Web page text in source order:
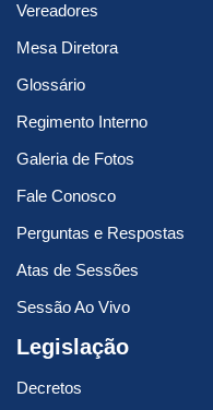
Vereadores
Mesa Diretora
Glossário
Regimento Interno
Galeria de Fotos
Fale Conosco
Perguntas e Respostas
Atas de Sessões
Sessão Ao Vivo
Legislação
Decretos